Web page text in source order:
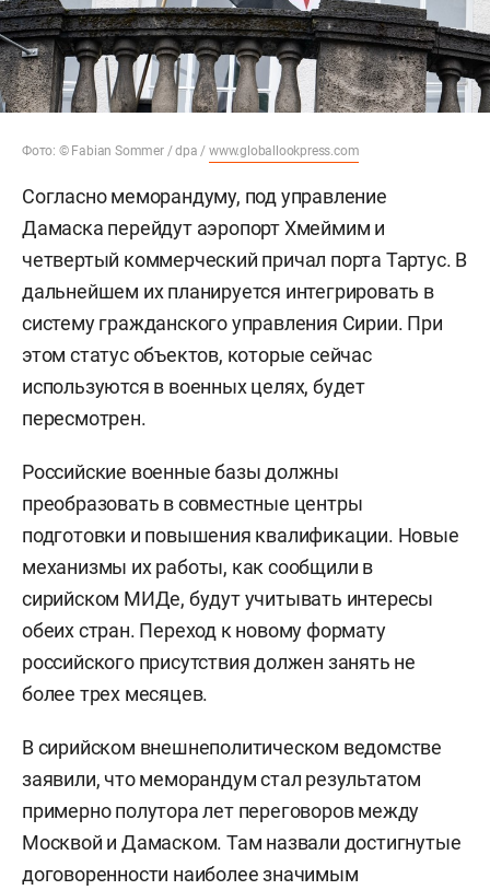
Фото: © Fabian Sommer / dpa /www.globallookpress.com
Согласно меморандуму, под управление
Дамаска перейдут аэропорт Хмеймим и
четвертый коммерческий причал порта Тартус. В
дальнейшем их планируется интегрировать в
систему гражданского управления Сирии. При
этом статус объектов, которые сейчас
используются в военных целях, будет
пересмотрен.
Российские военные базы должны
преобразовать в совместные центры
подготовки и повышения квалификации. Новые
механизмы их работы, как сообщили в
сирийском МИДе, будут учитывать интересы
обеих стран. Переход к новому формату
российского присутствия должен занять не
более трех месяцев.
В сирийском внешнеполитическом ведомстве
заявили, что меморандум стал результатом
примерно полутора лет переговоров между
Москвой и Дамаском. Там назвали достигнутые
договоренности наиболее значимым